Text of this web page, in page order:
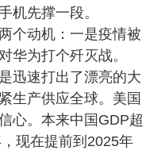
机先撑一段。
个动机：一是疫情被
华为打个歼灭战。
迅速打出了漂亮的大
生产供应全球。美国
心。本来中国GDP超
现在提前到2025年